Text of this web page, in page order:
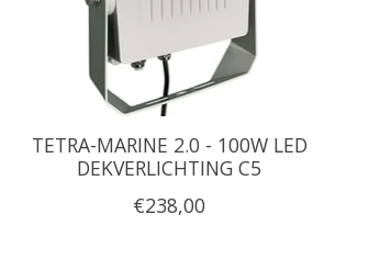
TETRA-MARINE 2.0 - 100W LED
DEKVERLICHTING C5
€238,00